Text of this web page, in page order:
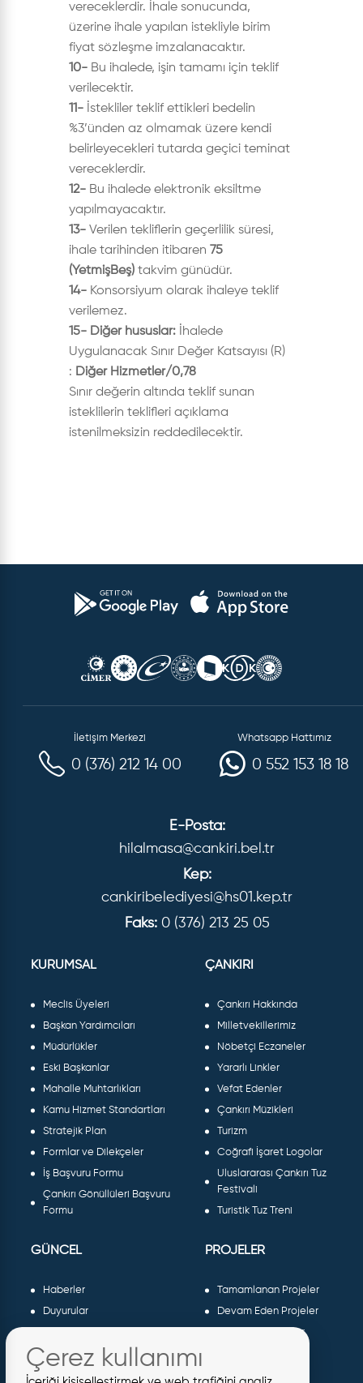
vereceklerdir. İhale sonucunda,
üzerine ihale yapılan istekliyle birim
fiyat sözleşme imzalanacaktır.
10- Bu ihalede, işin tamamı için teklif
verilecektir.
11- İstekliler teklif ettikleri bedelin
%3’ünden az olmamak üzere kendi
belirleyecekleri tutarda geçici teminat
vereceklerdir.
12- Bu ihalede elektronik eksiltme
yapılmayacaktır.
13- Verilen tekliflerin geçerlilik süresi,
ihale tarihinden itibaren 75
(YetmişBeş) takvim günüdür.
14- Konsorsiyum olarak ihaleye teklif
verilemez.
15- Diğer hususlar: İhalede
Uygulanacak Sınır Değer Katsayısı (R)
: Diğer Hizmetler/0,78
Sınır değerin altında teklif sunan
isteklilerin teklifleri açıklama
istenilmeksizin reddedilecektir.
İletişim Merkezi
0 (376) 212 14 00
Whatsapp Hattımız
0 552 153 18 18
E-Posta:
hilalmasa@cankiri.bel.tr
Kep:
cankiribelediyesi@hs01.kep.tr
Faks: 0 (376) 213 25 05
KURUMSAL
Meclis Üyeleri
Başkan Yardımcıları
Müdürlükler
Eski Başkanlar
Mahalle Muhtarlıkları
Kamu Hizmet Standartları
Stratejik Plan
Formlar ve Dilekçeler
İş Başvuru Formu
Çankırı Gönüllüleri Başvuru
Formu
ÇANKIRI
Çankırı Hakkında
Milletvekillerimiz
Nöbetçi Eczaneler
Yararlı Linkler
Vefat Edenler
Çankırı Müzikleri
Turizm
Coğrafi İşaret Logolar
Uluslararası Çankırı Tuz
Festivali
Turistik Tuz Treni
GÜNCEL
Haberler
Duyurular
Galeri
Etkinlikler
PROJELER
Tamamlanan Projeler
Devam Eden Projeler
Planlanan Projeler
Sosyal Projeler
Çerez kullanımı